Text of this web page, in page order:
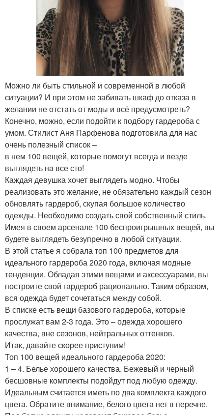
Можно ли быть стильной и современной в любой
ситуации? И при этом не забивать шкаф до отказа в
желании не отстать от моды и всё предусмотреть?
Конечно, можно, если подойти к подбору гардероба с
умом. Стилист Аня Парфенова подготовила для нас
очень полезный список –
в нем 100 вещей, которые помогут всегда и везде
выглядеть на все сто!
Каждая девушка хочет выглядеть модно. Чтобы
реализовать это желание, не обязательно каждый сезон
обновлять гардероб, скупая большое количество
одежды. Необходимо создать свой собственный стиль.
Имея в своем арсенале 100 беспроигрышных вещей, вы
будете выглядеть безупречно в любой ситуации.
В этой статье я собрала топ 100 предметов для
идеального гардероба 2020 года, включая модные
тенденции. Обладая этими вещами и аксессуарами, вы
построите свой гардероб рационально. Таким образом,
вся одежда будет сочетаться между собой.
В списке есть вещи базового гардероба, которые
прослужат вам 2-3 года. Это – одежда хорошего
качества, вне сезонов, нейтральных оттенков.
Итак, давайте скорее приступим!
Топ 100 вещей идеального гардероба 2020:
1 – 4. Белье хорошего качества. Бежевый и черный
бесшовные комплекты подойдут под любую одежду.
Идеальным считается иметь по два комплекта каждого
цвета. Обратите внимание, белого цвета нет в перечне.